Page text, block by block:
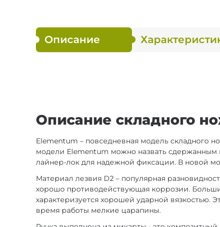
Описание
Описание складного
Elementum – повседневная модель складного
модели Elementum можно назвать
лайнер-лок для надежной фиксации. В новой
Материал лезвия D2 – популярная
хорошо противодействующая коррозии.
характеризуется хорошей ударной вязкостью.
время работы мелкие царапины.